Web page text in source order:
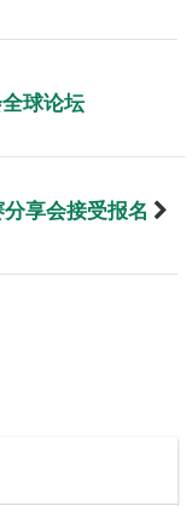
球论坛
享会接受报名